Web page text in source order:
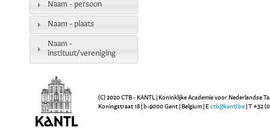
Naam - persoon
Naam - plaats
Naam -
instituut/vereniging
(C) 2020 CTB - KANTL | Koninklijke Academie voor Nederlandse
Koningstraat 18 | b-9000 Gent | Belgium | E ctb@kantl.be | T +32